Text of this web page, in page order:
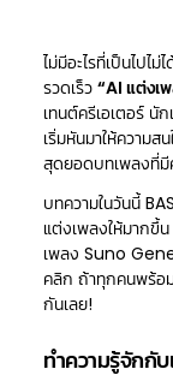
ไม่มีอะไรที่เป็นไปไ
รวดเร็ว “AI แต่งเ
เทนต์ครีเอเตอร์ นั
เริ่มหันมาให้ความส
สุดยอดบทเพลงที่
บทความในวันนี้
แต่งเพลงให้มากขึ้
เพลง Suno
คลิก ถ้าทุกคนพร้อ
กันเลย!
ทำความรู้จักกับ